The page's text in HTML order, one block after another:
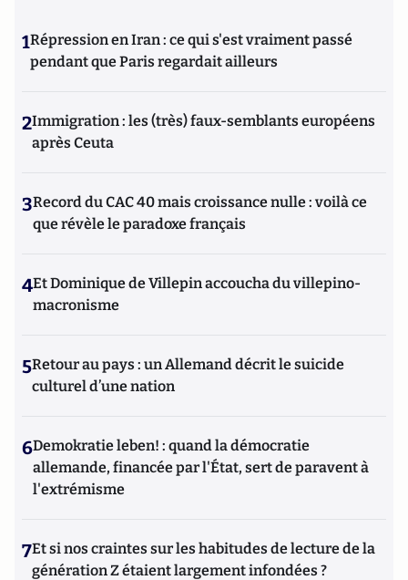
1Répression en Iran : ce qui s'est vraiment passé
pendant que Paris regardait ailleurs
2Immigration : les (très) faux-semblants européens
après Ceuta
3Record du CAC 40 mais croissance nulle : voilà ce
que révèle le paradoxe français
4Et Dominique de Villepin accoucha du villepino-
macronisme
5Retour au pays : un Allemand décrit le suicide
culturel d’une nation
6Demokratie leben! : quand la démocratie
allemande, financée par l'État, sert de paravent à
l'extrémisme
7Et si nos craintes sur les habitudes de lecture de la
génération Z étaient largement infondées ?